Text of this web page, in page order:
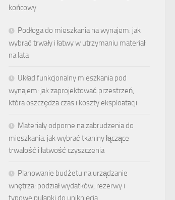
końcowy
Podłoga do mieszkania na wynajem: jak
wybrać trwały i łatwy w utrzymaniu materiał
na lata
Układ funkcjonalny mieszkania pod
wynajem: jak zaprojektować przestrzeń,
która oszczędza czas i koszty eksploatacji
Materiały odporne na zabrudzenia do
mieszkania: jak wybrać tkaniny łączące
trwałość i łatwość czyszczenia
Planowanie budżetu na urządzanie
wnętrza: podział wydatków, rezerwy i
typowe pułapki do uniknięcia